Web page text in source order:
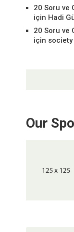
20 Soru ve
için Hadi
20 Soru ve
için
Our